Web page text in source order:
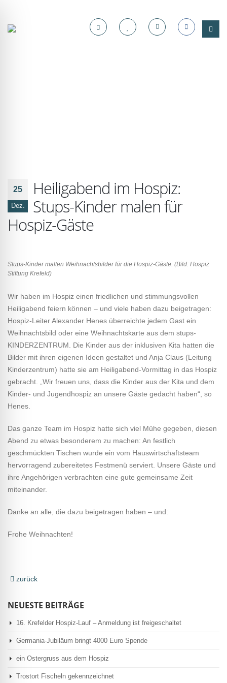
25
Dez.
Heiligabend im Hospiz:
Stups-Kinder malen für
Hospiz-Gäste
Stups-Kinder malten Weihnachtsbilder für die Hospiz-Gäste. (Bild: Hospiz
Stiftung Krefeld)
Wir haben im Hospiz einen friedlichen und stimmungsvollen
Heiligabend feiern können – und viele haben dazu beigetragen:
Hospiz-Leiter Alexander Henes überreichte jedem Gast ein
Weihnachtsbild oder eine Weihnachtskarte aus dem stups-
KINDERZENTRUM. Die Kinder aus der inklusiven Kita hatten die
Bilder mit ihren eigenen Ideen gestaltet und Anja Claus (Leitung
Kinderzentrum) hatte sie am Heiligabend-Vormittag in das Hospiz
gebracht. „Wir freuen uns, dass die Kinder aus der Kita und dem
Kinder- und Jugendhospiz an unsere Gäste gedacht haben“, so
Henes.
Das ganze Team im Hospiz hatte sich viel Mühe gegeben, diesen
Abend zu etwas besonderem zu machen: An festlich
geschmückten Tischen wurde ein vom Hauswirtschaftsteam
hervorragend zubereitetes Festmenü serviert. Unsere Gäste und
ihre Angehörigen verbrachten eine gute gemeinsame Zeit
miteinander.
Danke an alle, die dazu beigetragen haben – und:
Frohe Weihnachten!
zurück
NEUESTE BEITRÄGE
16. Krefelder Hospiz-Lauf – Anmeldung ist freigeschaltet
Germania-Jubiläum bringt 4000 Euro Spende
ein Ostergruss aus dem Hospiz
Trostort Fischeln gekennzeichnet